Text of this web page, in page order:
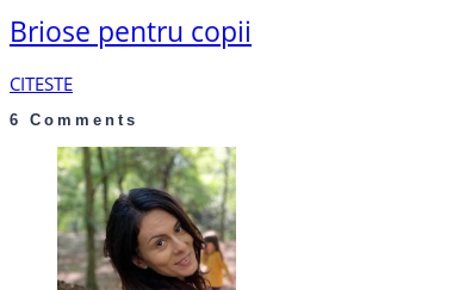
Briose pentru copii
CITESTE
6 Comments